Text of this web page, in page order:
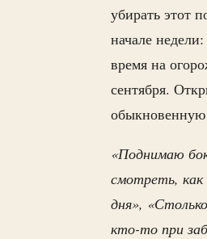
убирать этот
начале
время на
сентября.
«Поднимаю
смотреть,
дня»,
кто-то при